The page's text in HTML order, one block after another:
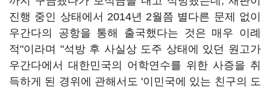
진행 중인 상태에서 2014년 2월쯤 별다른 문제 없이
우간다의 공항을 통해 출국했다는 것은 매우 이례
적"이라며 "석방 후 사실상 도주 상태에 있던 원고가
우간다에서 대한민국의 어학연수를 위한 사증을 취
득하게 된 경위에 관해서도 '이민국에 있는 친구의 도